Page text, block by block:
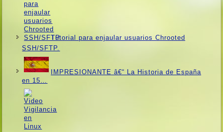
Tutorial para enjaular usuarios Chrooted
SSH/SFTP.
IMPRESIONANTE â€“ La Historia de España
en 15…